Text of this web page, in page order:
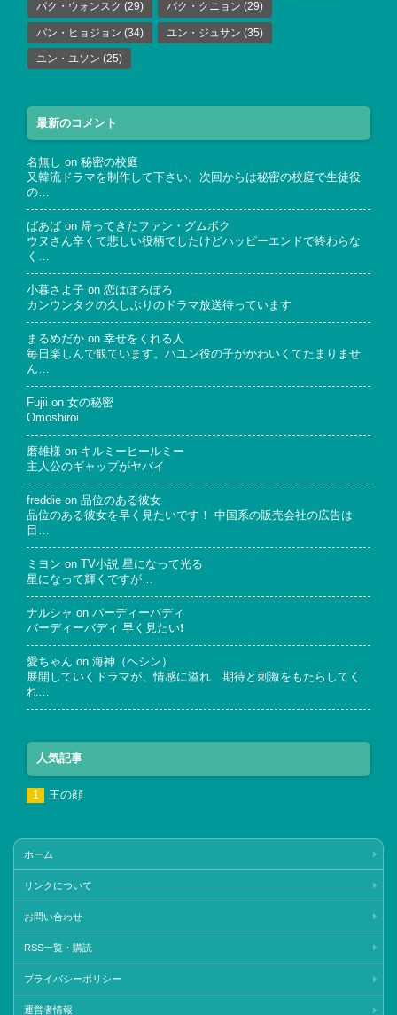
パク・ウォンスク (29) パク・クニョン (29)
パン・ヒョジョン (34) ユン・ジュサン (35)
ユン・ユソン (25)
最新のコメント
名無し on 秘密の校庭
又韓流ドラマを制作して下さい。次回からは秘密の校庭で生徒役
の…
ばあば on 帰ってきたファン・グムボク
ウヌさん辛くて悲しい役柄でしたけどハッピーエンドで終わらな
く…
小暮さよ子 on 恋はぽろぽろ
カンウンタクの久しぶりのドラマ放送待っています
まるめだか on 幸せをくれる人
毎日楽しんで観ています。ハユン役の子がかわいくてたまりませ
ん…
Fujii on 女の秘密
Omoshiroi
磨雄様 on キルミーヒールミー
主人公のギャップがヤバイ
freddie on 品位のある彼女
品位のある彼女を早く見たいです！ 中国系の販売会社の広告は
目…
ミヨン on TV小説 星になって光る
星になって輝くですが…
ナルシャ on バーディーバディ
バーディーバディ 早く見たい❗
愛ちゃん on 海神（ヘシン）
展開していくドラマが、情感に溢れ 期待と刺激をもたらしてく
れ…
人気記事
王の顔
ホーム
リンクについて
お問い合わせ
RSS一覧・購読
プライバシーポリシー
運営者情報